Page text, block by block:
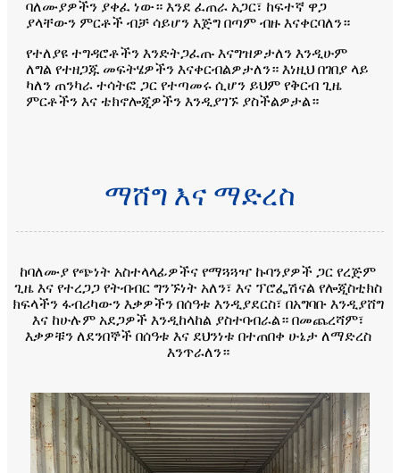
ባለሙያዎችን ያቀፈ ነው። እንደ ፈጠራ አጋር፣ ከፍተኛ ዋጋ
ያላቸውን ምርቶች ብቻ ሳይሆን እጅግ በጣም ብዙ እናቀርባለን።
የተለያዩ ተግዳሮቶችን እንድትጋፈጡ እናግዝዎታለን እንዲሁም
ለግል የተዘጋጁ መፍትሄዎችን እናቀርብልዎታለን። እነዚህ በገበያ ላይ
ካለን ጠንካራ ተሳትፎ ጋር የተጣመሩ ሲሆን ይህም የቅርብ ጊዜ
ምርቶችን እና ቴክኖሎጂዎችን እንዲያገኙ ያስችልዎታል።
ማሸግ እና ማድረስ
ከባለሙያ የጭነት አስተላላፊዎችና የማጓጓዣ ኩባንያዎች ጋር የረጅም
ጊዜ እና የተረጋጋ የትብብር ግንኙነት አለን፣ እና ፕሮፌሽናል የሎጂስቲክስ
ክፍላችን ፋብሪካውን እቃዎችን በሰዓቱ እንዲያደርስ፣ በአግባቡ እንዲያሸግ
እና ከሁሉም አደጋዎች እንዲከላከል ያስተባብራል። በመጨረሻም፣
እቃዎቹን ለደንበኞች በሰዓቱ እና ደህንነቱ በተጠበቀ ሁኔታ ለማድረስ
እንጥራለን።